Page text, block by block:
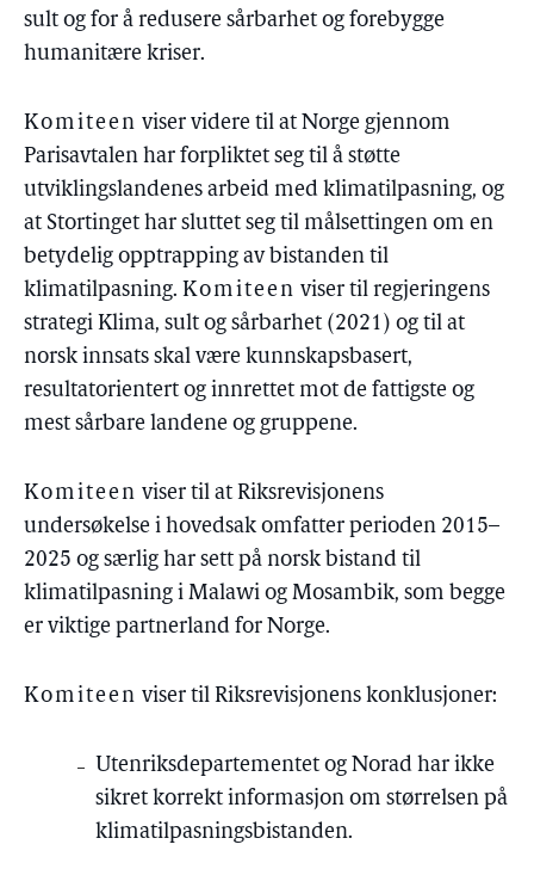
sult og for å redusere sårbarhet og forebygge
humanitære kriser.
Komiteen viser videre til at Norge gjennom
Parisavtalen har forpliktet seg til å støtte
utviklingslandenes arbeid med klimatilpasning, og
at Stortinget har sluttet seg til målsettingen om en
betydelig opptrapping av bistanden til
klimatilpasning. Komiteen viser til regjeringens
strategi Klima, sult og sårbarhet (2021) og til at
norsk innsats skal være kunnskapsbasert,
resultatorientert og innrettet mot de fattigste og
mest sårbare landene og gruppene.
Komiteen viser til at Riksrevisjonens
undersøkelse i hovedsak omfatter perioden 2015–
2025 og særlig har sett på norsk bistand til
klimatilpasning i Malawi og Mosambik, som begge
er viktige partnerland for Norge.
Komiteen viser til Riksrevisjonens konklusjoner:
Utenriksdepartementet og Norad har ikke
sikret korrekt informasjon om størrelsen på
klimatilpasningsbistanden.